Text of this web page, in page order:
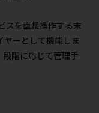
スを直接操作する末
ーとして機能しま
階に応じて管理手